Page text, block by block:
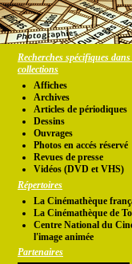
Recherches spécifiques dans
collections
Affiches
Archives
Articles de périodiques
Dessins
Ouvrages
Photos en accés réservé
Revues de presse
Vidéos (DVD et VHS)
Répertoires
La Cinémathèque
La Cinémathèque de
Centre National du
l'image animée
Partenaires